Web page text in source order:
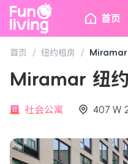
首页
首页 / 纽约租房 / Miramar
Miramar 纽约
社会公寓 407 W